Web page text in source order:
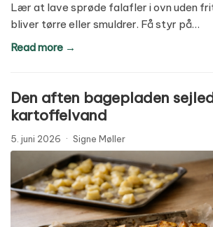
Lær at lave sprøde falafler i ovn uden
bliver tørre eller smuldrer. Få styr på…
Read more →
Den aften bagepladen
kartoffelvand
5. juni 2026 · Signe Møller